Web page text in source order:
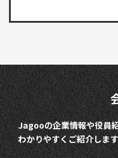
Jagooの企業情報や役員
わかりやすくご紹介しま